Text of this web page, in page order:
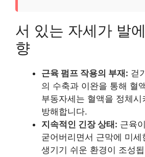
서 있는 자세가 발
향
근육 펌프 작용의 부재: 걷
의 수축과 이완을 통해 혈
부동자세는 혈액을 정체
방해합니다.
지속적인 긴장 상태: 근육
굳어버리면서 근막에 미세
생기기 쉬운 환경이 조성